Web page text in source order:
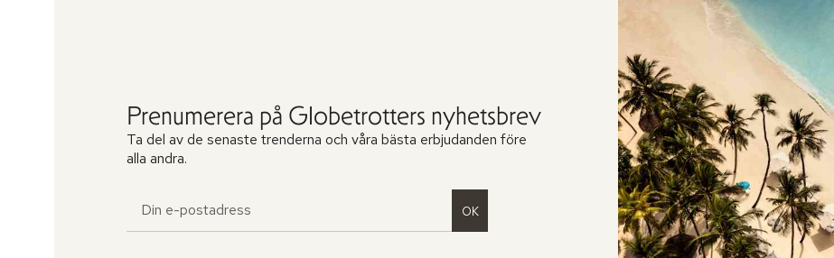
Prenumerera på Globetrotters nyhetsbrev
Ta del av de senaste trenderna och våra bästa erbjudanden före
alla andra.
OK